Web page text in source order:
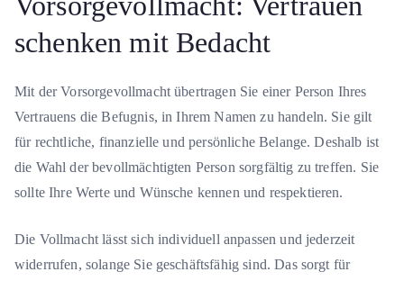
schenken mit Bedacht
Mit der Vorsorgevollmacht übertragen Sie einer Person Ihres
Vertrauens die Befugnis, in Ihrem Namen zu handeln. Sie gilt
für rechtliche, finanzielle und persönliche Belange. Deshalb ist
die Wahl der bevollmächtigten Person sorgfältig zu treffen. Sie
sollte Ihre Werte und Wünsche kennen und respektieren.
Die Vollmacht lässt sich individuell anpassen und jederzeit
widerrufen, solange Sie geschäftsfähig sind. Das sorgt für